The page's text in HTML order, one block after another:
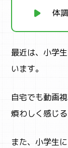
体
最近は、小学
います。
自宅でも動画
煩わしく感じ
また、小学生